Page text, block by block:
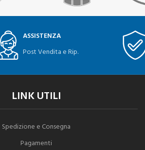
ASSISTENZA
Post Vendita e Rip.
LINK UTILI
Spedizione e Consegna
Pagamenti